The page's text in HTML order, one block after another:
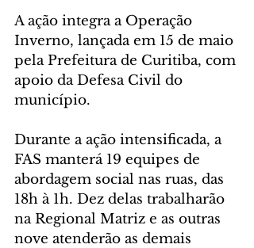
A ação integra a Operação
Inverno, lançada em 15 de maio
pela Prefeitura de Curitiba, com
apoio da Defesa Civil do
município.
Durante a ação intensificada, a
FAS manterá 19 equipes de
abordagem social nas ruas, das
18h à 1h. Dez delas trabalharão
na Regional Matriz e as outras
nove atenderão as demais